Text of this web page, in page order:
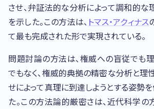
させ、弁証法的な分析によって調和的
を示した。この方法は、 トマス・アクィナス
て最も完成された形で実現されている。
問題討論の方法は、権威への盲従でも
でもなく、権威的典拠の精密な分析と理
せによって真理に到達しようとする姿勢
た。この方法論的厳密さは、近代科学